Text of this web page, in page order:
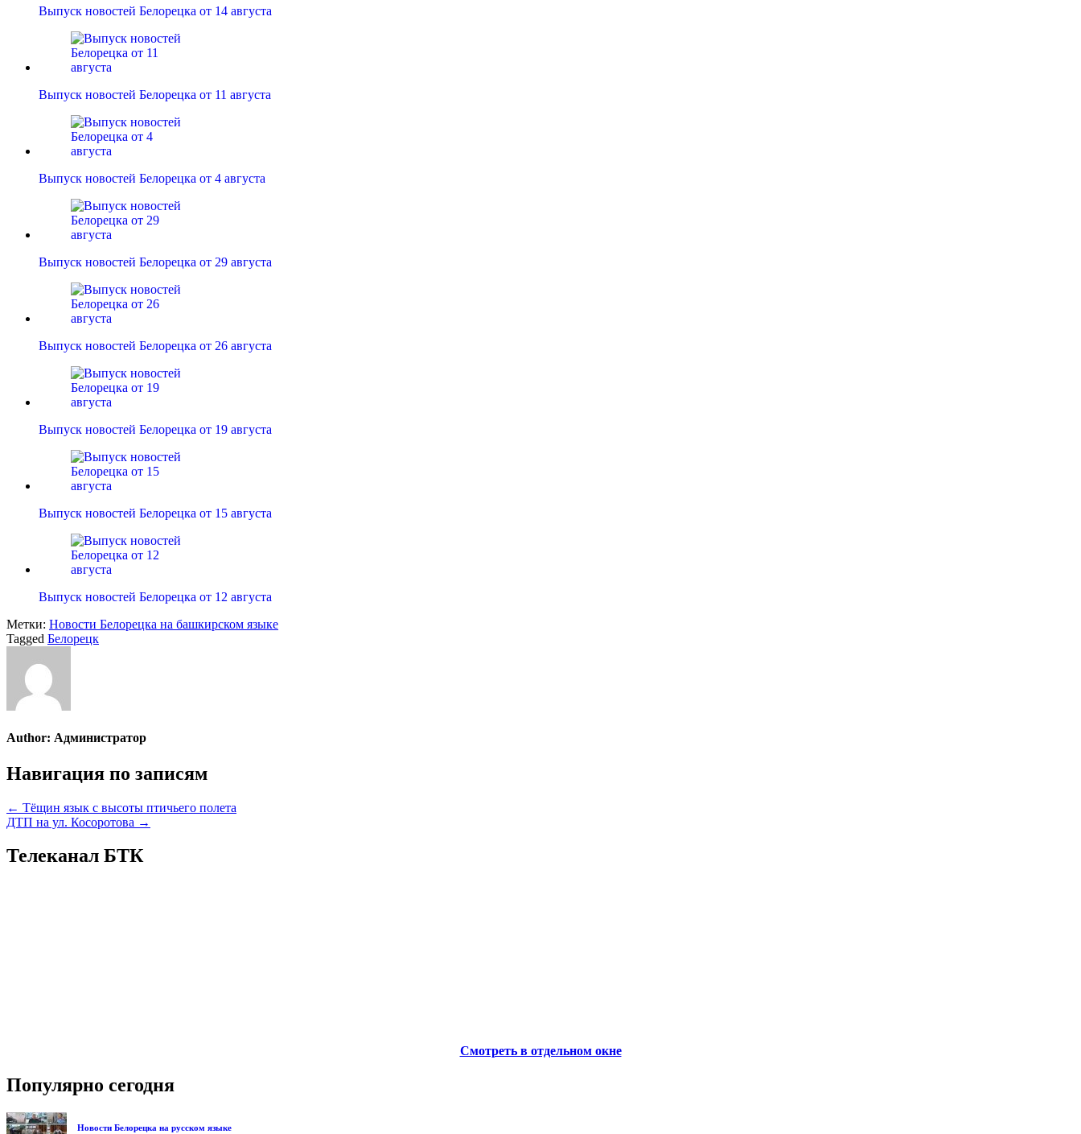
Выпуск новостей Белорецка от 14 августа
Выпуск новостей Белорецка от 11 августа
Выпуск новостей Белорецка от 4 августа
Выпуск новостей Белорецка от 29 августа
Выпуск новостей Белорецка от 26 августа
Выпуск новостей Белорецка от 19 августа
Выпуск новостей Белорецка от 15 августа
Выпуск новостей Белорецка от 12 августа
Метки: Новости Белорецка на башкирском языке
Tagged Белорецк
Author: Администратор
Навигация по записям
← Тёщин язык с высоты птичьего полета
ДТП на ул. Косоротова →
Телеканал БТК
Смотреть в отдельном окне
Популярно сегодня
Новости Белорецка на русском языке